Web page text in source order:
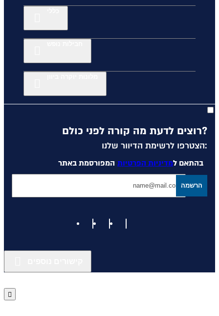
רוצים לדעת מה קורה לפני כולם?
הצטרפו לרשימת הדיוור שלנו:
בהתאם למדיניות הפרטיות המפורסמת באתר
הרשמה